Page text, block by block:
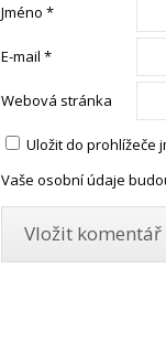
Jméno *
E-mail *
Webová stránka
Uložit do prohlížeče
Vaše osobní údaje